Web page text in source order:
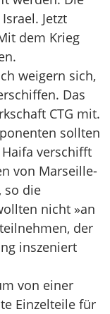
Jetzt
dem Krieg
weigern sich,
Das
CTG mit.
sollten
verschifft
von Marseille-
so die
nicht »an
der
inszeniert
von einer
Einzelteile für